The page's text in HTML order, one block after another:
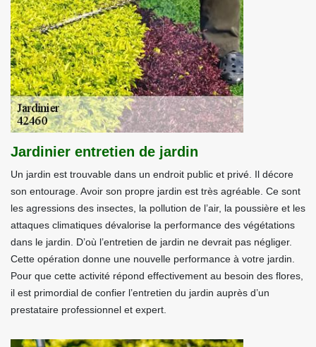
Jardinier entretien de jardin
Un jardin est trouvable dans un endroit public et privé. Il décore
son entourage. Avoir son propre jardin est très agréable. Ce sont
les agressions des insectes, la pollution de l’air, la poussière et les
attaques climatiques dévalorise la performance des végétations
dans le jardin. D’où l’entretien de jardin ne devrait pas négliger.
Cette opération donne une nouvelle performance à votre jardin.
Pour que cette activité répond effectivement au besoin des flores,
il est primordial de confier l’entretien du jardin auprès d’un
prestataire professionnel et expert.